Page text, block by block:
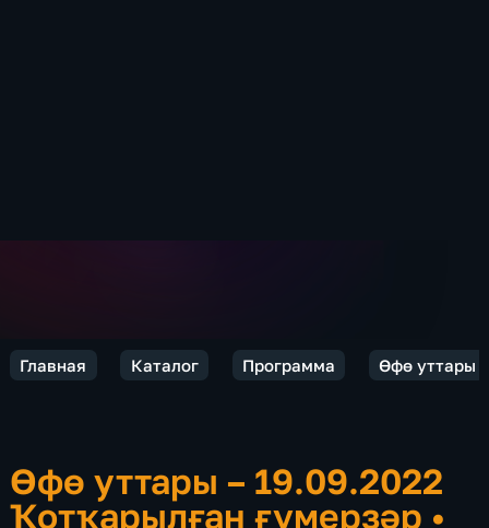
Главная Каталог Программа Өфө уттары
Өфө уттары – 19.09.2022
Ҡотҡарылған ғүмерҙәр •